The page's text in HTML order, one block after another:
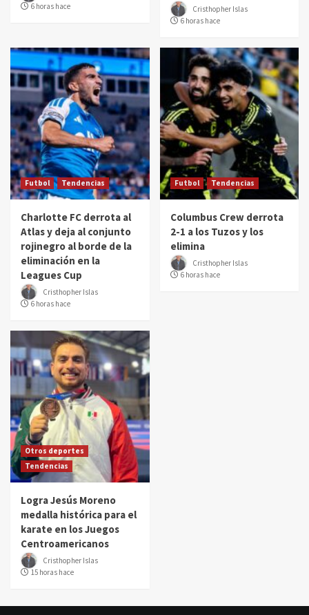
6 horas hace
Cristhopher Islas
6 horas hace
Futbol Tendencias
Charlotte FC derrota al
Atlas y deja al conjunto
rojinegro al borde de la
eliminación en la
Leagues Cup
Cristhopher Islas
6 horas hace
Futbol Tendencias
Columbus Crew derrota
2-1 a los Tuzos y los
elimina
Cristhopher Islas
6 horas hace
Otros deportes
Tendencias
Logra Jesús Moreno
medalla histórica para el
karate en los Juegos
Centroamericanos
Cristhopher Islas
15 horas hace